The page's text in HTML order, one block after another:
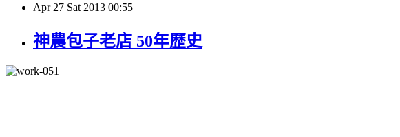
Apr 27 Sat 2013 00:55
神農包子老店 50年歷史